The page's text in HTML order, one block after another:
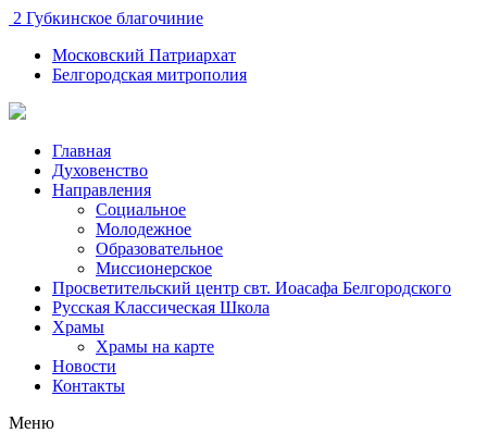
2 Губкинское благочиние
Московский Патриархат
Белгородская митрополия
Главная
Духовенство
Направления
Социальное
Молодежное
Образовательное
Миссионерское
Просветительский центр свт. Иоасафа Белгородского
Русская Классическая Школа
Храмы
Храмы на карте
Новости
Контакты
Меню